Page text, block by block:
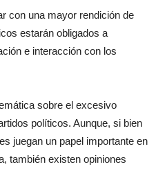
con una mayor rendición de
estarán obligados a
e interacción con los
sobre el excesivo
políticos. Aunque, si bien
juegan un papel importante en
también existen opiniones